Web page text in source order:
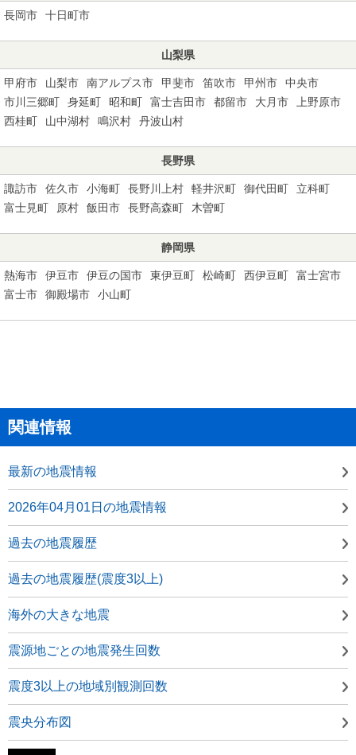
長岡市 十日町市
山梨県
甲府市 山梨市 南アルプス市 甲斐市 笛吹市 甲州市
中央市
市川三郷町
身延町 昭和町 富士吉田市 都留市 大月市
上野原市
西桂町
山中湖村 鳴沢村 丹波山村
長野県
諏訪市 佐久市 小海町 長野川上村 軽井沢町 御代田町
立科町
富士見町
原村 飯田市 長野高森町 木曽町
静岡県
熱海市 伊豆市 伊豆の国市 東伊豆町 松崎町 西伊豆町
富士宮市
富士市
御殿場市 小山町
関連情報
最新の地震情報
2026年04月01日の地震情報
過去の地震履歴
過去の地震履歴(震度3以上)
海外の大きな地震
震源地ごとの地震発生回数
震度3以上の地域別観測回数
震央分布図